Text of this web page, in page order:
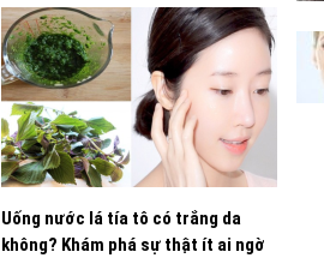
Uống nước lá tía tô có trắng da
không? Khám phá sự thật ít ai ngờ